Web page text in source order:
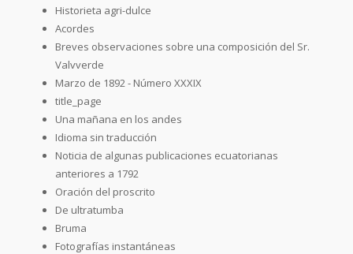
Historieta agri-dulce
Acordes
Breves observaciones sobre una composición del Sr.
Valvverde
Marzo de 1892 - Número XXXIX
title_page
Una mañana en los andes
Idioma sin traducción
Noticia de algunas publicaciones ecuatorianas
anteriores a 1792
Oración del proscrito
De ultratumba
Bruma
Fotografías instantáneas